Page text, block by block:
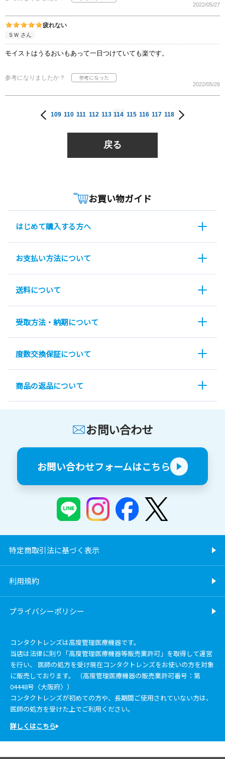
2022/05/27
疲れない
ＳＷ さん
モイストはうるおいもあって一日つけていても楽です。
参考になりましたか？
2022/05/26
109 110 111 112 113 114 115 116 117 118
戻る
お買い物ガイド
はじめて購入する方へ
お支払い方法について
送料について
受取方法・納期について
度数交換保証について
商品の返品について
お問い合わせ
お問い合わせフォームはこちら
特定商取引法に基づく表示
利用規約
プライバシーポリシー
コンタクトレンズは高度管理医療機器です。
当店は法律に則り「高度管理医療機器等販売業許可」を取得して運営
を行い、 医師の処方を受け現在コンタクトレンズをお使いの方を対象
に販売しております。 （高度管理医療機器の販売業許可番号：第
04448号〈大阪府〉）
コンタクトレンズが初めての方や、長期間ご使用されていない方は、
医師の処方を受けた上でご利用ください。
詳しくはこちら